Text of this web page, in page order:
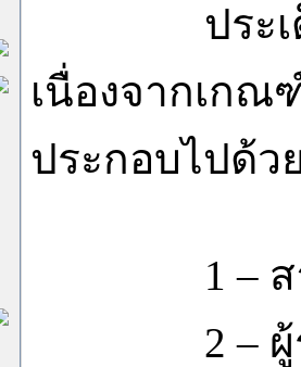
ประเด็นนี้
เนื่องจากเกณ
ประกอบไปด้ว
1 – สายร
2 – ผู้ราย